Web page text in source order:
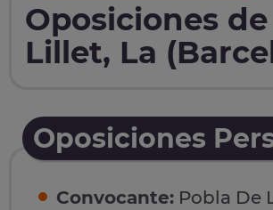
Oposiciones
Lillet, La
Oposiciones
Convocante: Pobla De